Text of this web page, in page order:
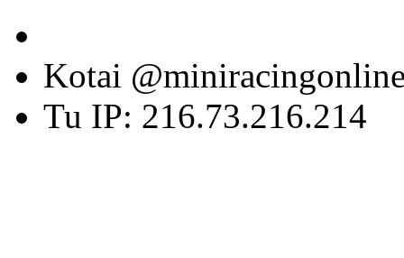
Kotai
Tu IP: 216.73.216.214